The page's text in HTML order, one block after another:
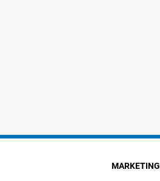
MARKETING